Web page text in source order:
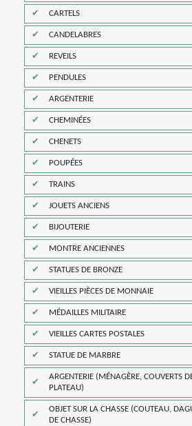
CARTELS
CANDELABRES
REVEILS
PENDULES
ARGENTERIE
CHEMINÉES
CHENETS
POUPÉES
TRAINS
JOUETS ANCIENS
BIJOUTERIE
MONTRE ANCIENNES
STATUES DE BRONZE
VIEILLES PIÈCES DE MONNAIE
MÉDAILLES MILITAIRE
VIEILLES CARTES POSTALES
STATUE DE MARBRE
ARGENTERIE (MÉNAGÈRE, COUVERTS
PLATEAU)
OBJET SUR LA CHASSE (COUTEAU,
DE CHASSE)